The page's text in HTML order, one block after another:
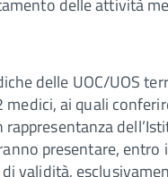
delle UOC/UOS
ai quali
presentare,
validità,